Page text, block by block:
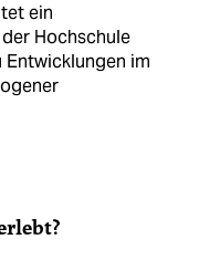
ein
Hochschule
im